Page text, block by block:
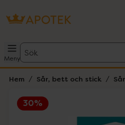
Meny
Sök
Hem Sår, bett och stick
30%